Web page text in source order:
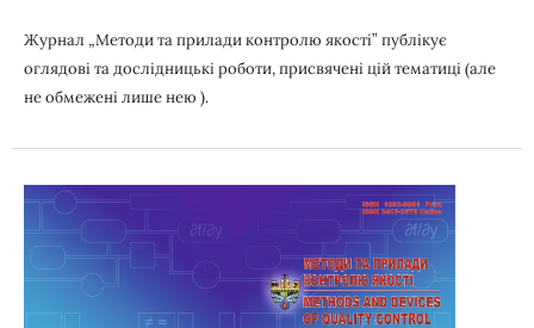
Журнал „Методи та прилади контролю якості” публікує
оглядові та дослідницькі роботи, присвячені цій тематиці (але
не обмежені лише нею ).